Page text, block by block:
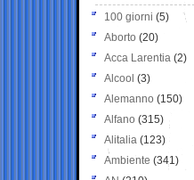
100 giorni (5)
Aborto (20)
Acca Larentia (2)
Alcool (3)
Alemanno (150)
Alfano (315)
Alitalia (123)
Ambiente (341)